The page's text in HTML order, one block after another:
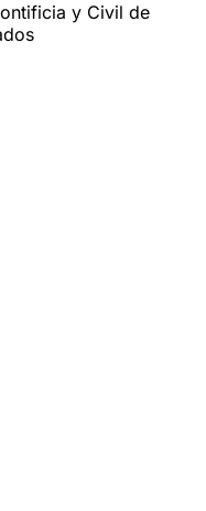
y Civil de